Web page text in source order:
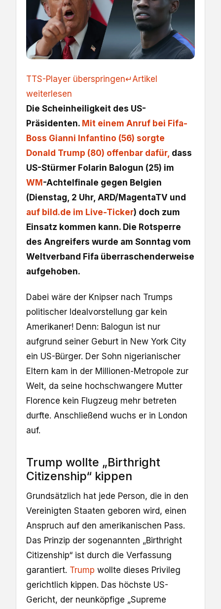
TTS-Player überspringen↵Artikel
weiterlesen
Die Scheinheiligkeit des US-
Präsidenten. Mit einem Anruf bei Fifa-
Boss Gianni Infantino (56) sorgte
Donald Trump (80) offenbar dafür, dass
US-Stürmer Folarin Balogun (25) im
WM -Achtelfinale gegen Belgien
(Dienstag, 2 Uhr, ARD/MagentaTV und
auf bild.de im Live-Ticker) doch zum
Einsatz kommen kann. Die Rotsperre
des Angreifers wurde am Sonntag vom
Weltverband Fifa überraschenderweise
aufgehoben.
Dabei wäre der Knipser nach Trumps
politischer Idealvorstellung gar kein
Amerikaner! Denn: Balogun ist nur
aufgrund seiner Geburt in New York City
ein US-Bürger. Der Sohn nigerianischer
Eltern kam in der Millionen-Metropole zur
Welt, da seine hochschwangere Mutter
Florence kein Flugzeug mehr betreten
durfte. Anschließend wuchs er in London
auf.
Trump wollte „Birthright
Citizenship“ kippen
Grundsätzlich hat jede Person, die in den
Vereinigten Staaten geboren wird, einen
Anspruch auf den amerikanischen Pass.
Das Prinzip der sogenannten „Birthright
Citizenship“ ist durch die Verfassung
garantiert. Trump wollte dieses Privileg
gerichtlich kippen. Das höchste US-
Gericht, der neunköpfige „Supreme